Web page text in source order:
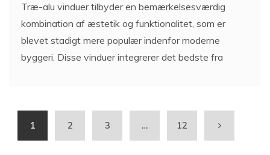
Træ-alu vinduer tilbyder en bemærkelsesværdig
kombination af æstetik og funktionalitet, som er
blevet stadigt mere populær indenfor moderne
byggeri. Disse vinduer integrerer det bedste fra
1 2 3 … 12